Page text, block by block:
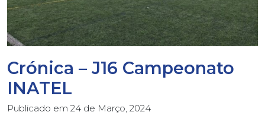
Crónica – J16 Campeonato
INATEL
Publicado em 24 de Março, 2024